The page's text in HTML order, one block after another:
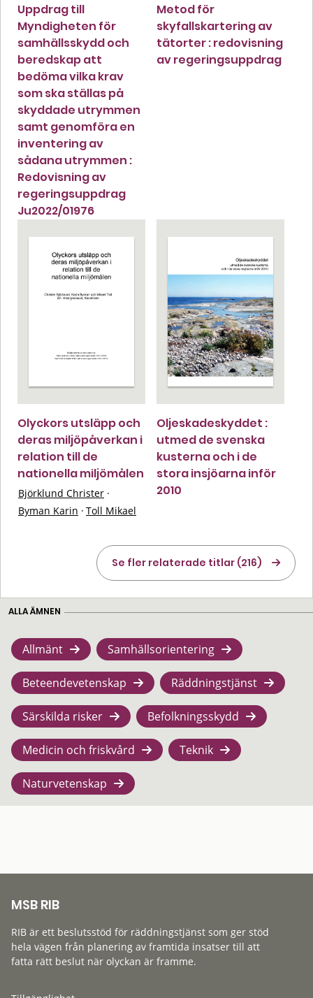
Uppdrag till
Myndigheten för
samhällsskydd och
beredskap att
bedöma vilka krav
som ska ställas på
skyddade utrymmen
samt genomföra en
inventering av
sådana utrymmen :
Redovisning av
regeringsuppdrag
Ju2022/01976
Metod för
skyfallskartering av
tätorter : redovisning
av regeringsuppdrag
Olyckors utsläpp och
deras miljöpåverkan i
relation till de
nationella miljömålen
Björklund Christer ·
Byman Karin · Toll Mikael
Oljeskadeskyddet :
utmed de svenska
kusterna och i de
stora insjöarna inför
2010
Se fler relaterade titlar (216)
ALLA ÄMNEN
Allmänt Samhällsorientering
Beteendevetenskap Räddningstjänst
Särskilda risker Befolkningsskydd
Medicin och friskvård Teknik
Naturvetenskap
MSB RIB
RIB är ett beslutsstöd för räddningstjänst som ger stöd
hela vägen från planering av framtida insatser till att
fatta rätt beslut när olyckan är framme.